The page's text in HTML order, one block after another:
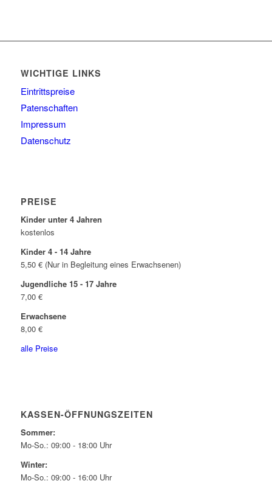
WICHTIGE LINKS
Eintrittspreise
Patenschaften
Impressum
Datenschutz
PREISE
Kinder unter 4 Jahren
kostenlos
Kinder 4 - 14 Jahre
5,50 € (Nur in Begleitung eines Erwachsenen)
Jugendliche 15 - 17 Jahre
7,00 €
Erwachsene
8,00 €
alle Preise
KASSEN-ÖFFNUNGSZEITEN
Sommer:
Mo-So.: 09:00 - 18:00 Uhr
Winter:
Mo-So.: 09:00 - 16:00 Uhr